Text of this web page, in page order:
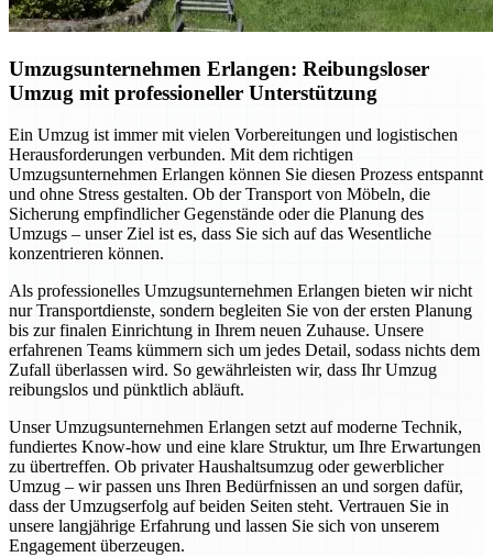
Umzugsunternehmen Erlangen: Reibungsloser
Umzug mit professioneller Unterstützung
Ein Umzug ist immer mit vielen Vorbereitungen und logistischen
Herausforderungen verbunden. Mit dem richtigen
Umzugsunternehmen Erlangen können Sie diesen Prozess entspannt
und ohne Stress gestalten. Ob der Transport von Möbeln, die
Sicherung empfindlicher Gegenstände oder die Planung des
Umzugs – unser Ziel ist es, dass Sie sich auf das Wesentliche
konzentrieren können.
Als professionelles Umzugsunternehmen Erlangen bieten wir nicht
nur Transportdienste, sondern begleiten Sie von der ersten Planung
bis zur finalen Einrichtung in Ihrem neuen Zuhause. Unsere
erfahrenen Teams kümmern sich um jedes Detail, sodass nichts dem
Zufall überlassen wird. So gewährleisten wir, dass Ihr Umzug
reibungslos und pünktlich abläuft.
Unser Umzugsunternehmen Erlangen setzt auf moderne Technik,
fundiertes Know-how und eine klare Struktur, um Ihre Erwartungen
zu übertreffen. Ob privater Haushaltsumzug oder gewerblicher
Umzug – wir passen uns Ihren Bedürfnissen an und sorgen dafür,
dass der Umzugserfolg auf beiden Seiten steht. Vertrauen Sie in
unsere langjährige Erfahrung und lassen Sie sich von unserem
Engagement überzeugen.